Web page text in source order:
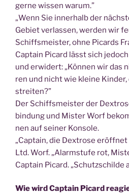
ger­ne wis­sen warum.”
„Wenn Sie inner­halb der
Gebiet ver­las­sen, wer­den wir
Schiffs­meis­ter, ohne Picards
Cap­tain Picard lässt sich
und erwi­dert: „Kön­nen wir das
ren und nicht wie klei­ne
streiten?”
Der Schiffs­meis­ter der
bin­dung und Mis­ter Worf
nen auf sei­ner Konsole.
„Cap­tain, die Dex­tro­se eröff­net
Ltd. Worf. „Alarm­stu­fe rot,
Cap­tain Picard. „Schutz­schil­de
Wie wird Cap­tain Picard